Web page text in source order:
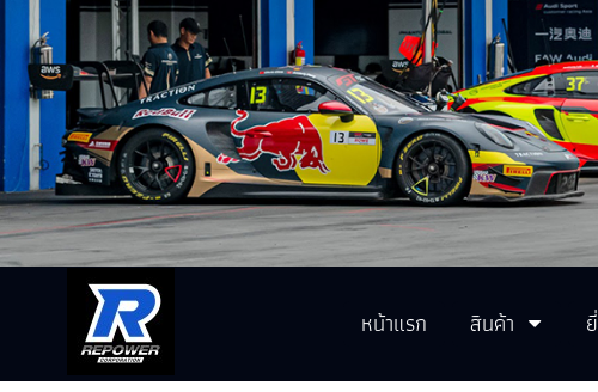
หน้าแรก สินค้า